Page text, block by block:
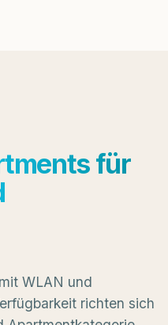
für
WLAN und
richten sich